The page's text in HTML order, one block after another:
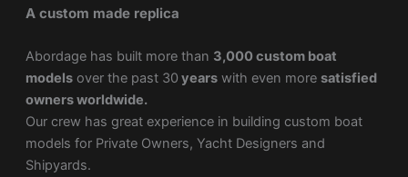
A custom made replica
Abordage has built more than 3,000 custom boat
modelsover the past 30 yearswith even more satisfied
owners worldwide.
Our crew has great experience in building custom boat
models for Private Owners, Yacht Designers and
Shipyards.